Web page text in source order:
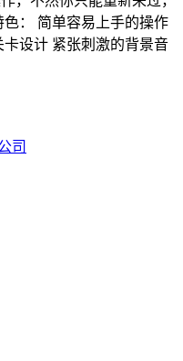
： 简单容易上手的操作
设计 紧张刺激的背景音
司